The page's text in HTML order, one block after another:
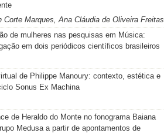
Marques, Ana Cláudia de Oliveira Freitas
de mulheres nas pesquisas em Música:
em dois periódicos científicos brasileiros
de Philippe Manoury: contexto, estética e
Sonus Ex Machina
de Heraldo do Monte no fonograma Baiana
Medusa a partir de apontamentos de